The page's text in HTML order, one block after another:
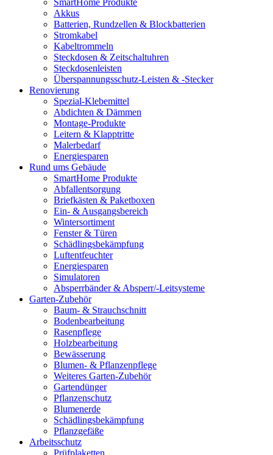
SmartHome Produkte
Akkus
Batterien, Rundzellen & Blockbatterien
Stromkabel
Kabeltrommeln
Steckdosen & Zeitschaltuhren
Steckdosenleisten
Überspannungsschutz-Leisten & -Stecker
Renovierung
Spezial-Klebemittel
Abdichten & Dämmen
Montage-Produkte
Leitern & Klapptritte
Malerbedarf
Energiesparen
Rund ums Gebäude
SmartHome Produkte
Abfallentsorgung
Briefkästen & Paketboxen
Ein- & Ausgangsbereich
Wintersortiment
Fenster & Türen
Schädlingsbekämpfung
Luftentfeuchter
Energiesparen
Simulatoren
Absperrbänder & Absperr/-Leitsysteme
Garten-Zubehör
Baum- & Strauchschnitt
Bodenbearbeitung
Rasenpflege
Holzbearbeitung
Bewässerung
Blumen- & Pflanzenpflege
Weiteres Garten-Zubehör
Gartendünger
Pflanzenschutz
Blumenerde
Schädlingsbekämpfung
Pflanzgefäße
Arbeitsschutz
Prüfplaketten